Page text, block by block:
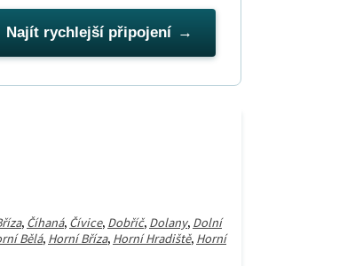
Najít rychlejší připojení
, Číhaná, Čívice, Dobříč, Dolany, Dolní
Bělá, Horní Bříza, Horní Hradiště, Horní